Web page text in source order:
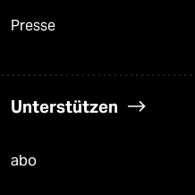
Presse
Unterstützen
abo